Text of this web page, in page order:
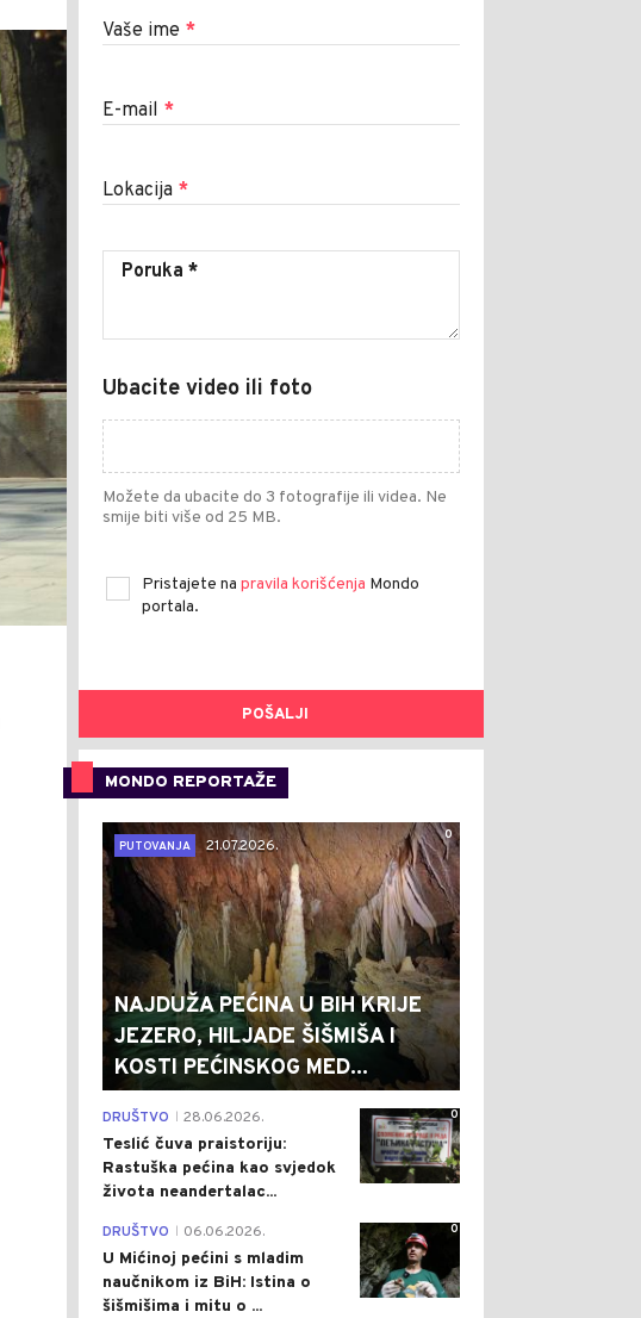
Vaše ime *
E-mail *
Lokacija *
Ubacite video ili foto
Možete da ubacite do 3 fotografije ili videa. Ne
smije biti više od 25 MB.
Pristajete na pravila korišćenja Mondo
portala.
POŠALJI
MONDO REPORTAŽE
0
PUTOVANJA
21.07.2026.
NAJDUŽA PEĆINA U BIH KRIJE
JEZERO, HILJADE ŠIŠMIŠA I
KOSTI PEĆINSKOG MED...
0
DRUŠTVO 28.06.2026.
Teslić čuva praistoriju:
Rastuška pećina kao svjedok
života neandertalac...
0
DRUŠTVO 06.06.2026.
U Mićinoj pećini s mladim
naučnikom iz BiH: Istina o
šišmišima i mitu o ...